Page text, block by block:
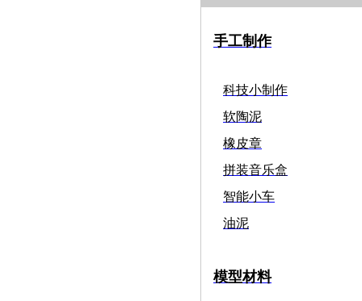
手工制作
科技小制作
软陶泥
橡皮章
拼装音乐盒
智能小车
油泥
模型材料